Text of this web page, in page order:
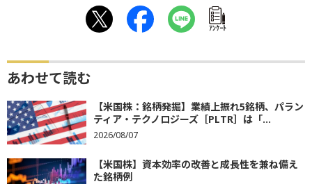
ｱﾝｹｰﾄ
あわせて読む
【米国株：銘柄発掘】業績上振れ5銘柄、パラン
ティア・テクノロジーズ［PLTR］は「...
2026/08/07
【米国株】資本効率の改善と成長性を兼ね備え
た銘柄例